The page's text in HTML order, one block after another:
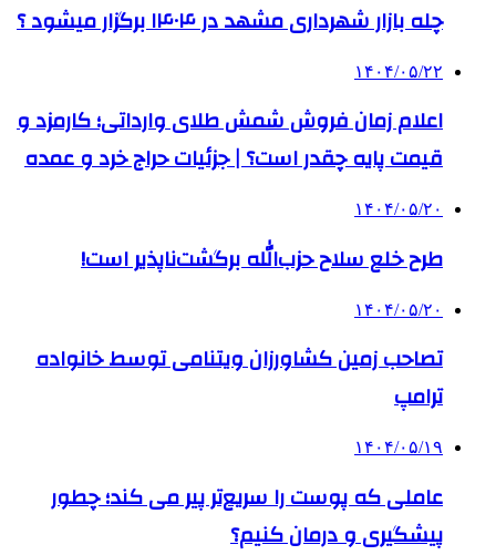
چله بازار شهرداری مشهد در ۱۴۰۴ برگزار میشود ؟
۱۴۰۴/۰۵/۲۲
اعلام زمان فروش شمش طلای وارداتی؛ کارمزد و
قیمت پایه چقدر است؟ | جزئیات حراج خرد و عمده
۱۴۰۴/۰۵/۲۰
طرح خلع سلاح حزب‌الله برگشت‌ناپذیر است!
۱۴۰۴/۰۵/۲۰
تصاحب زمین کشاورزان ویتنامی توسط خانواده
ترامپ
۱۴۰۴/۰۵/۱۹
عاملی که پوست را سریع‌تر پیر می کند؛ چطور
پیشگیری و درمان کنیم؟